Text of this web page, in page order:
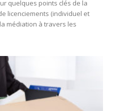
quelques points clés de la
licenciements (individuel et
médiation à travers les